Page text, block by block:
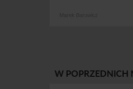
W POPRZEDNICH